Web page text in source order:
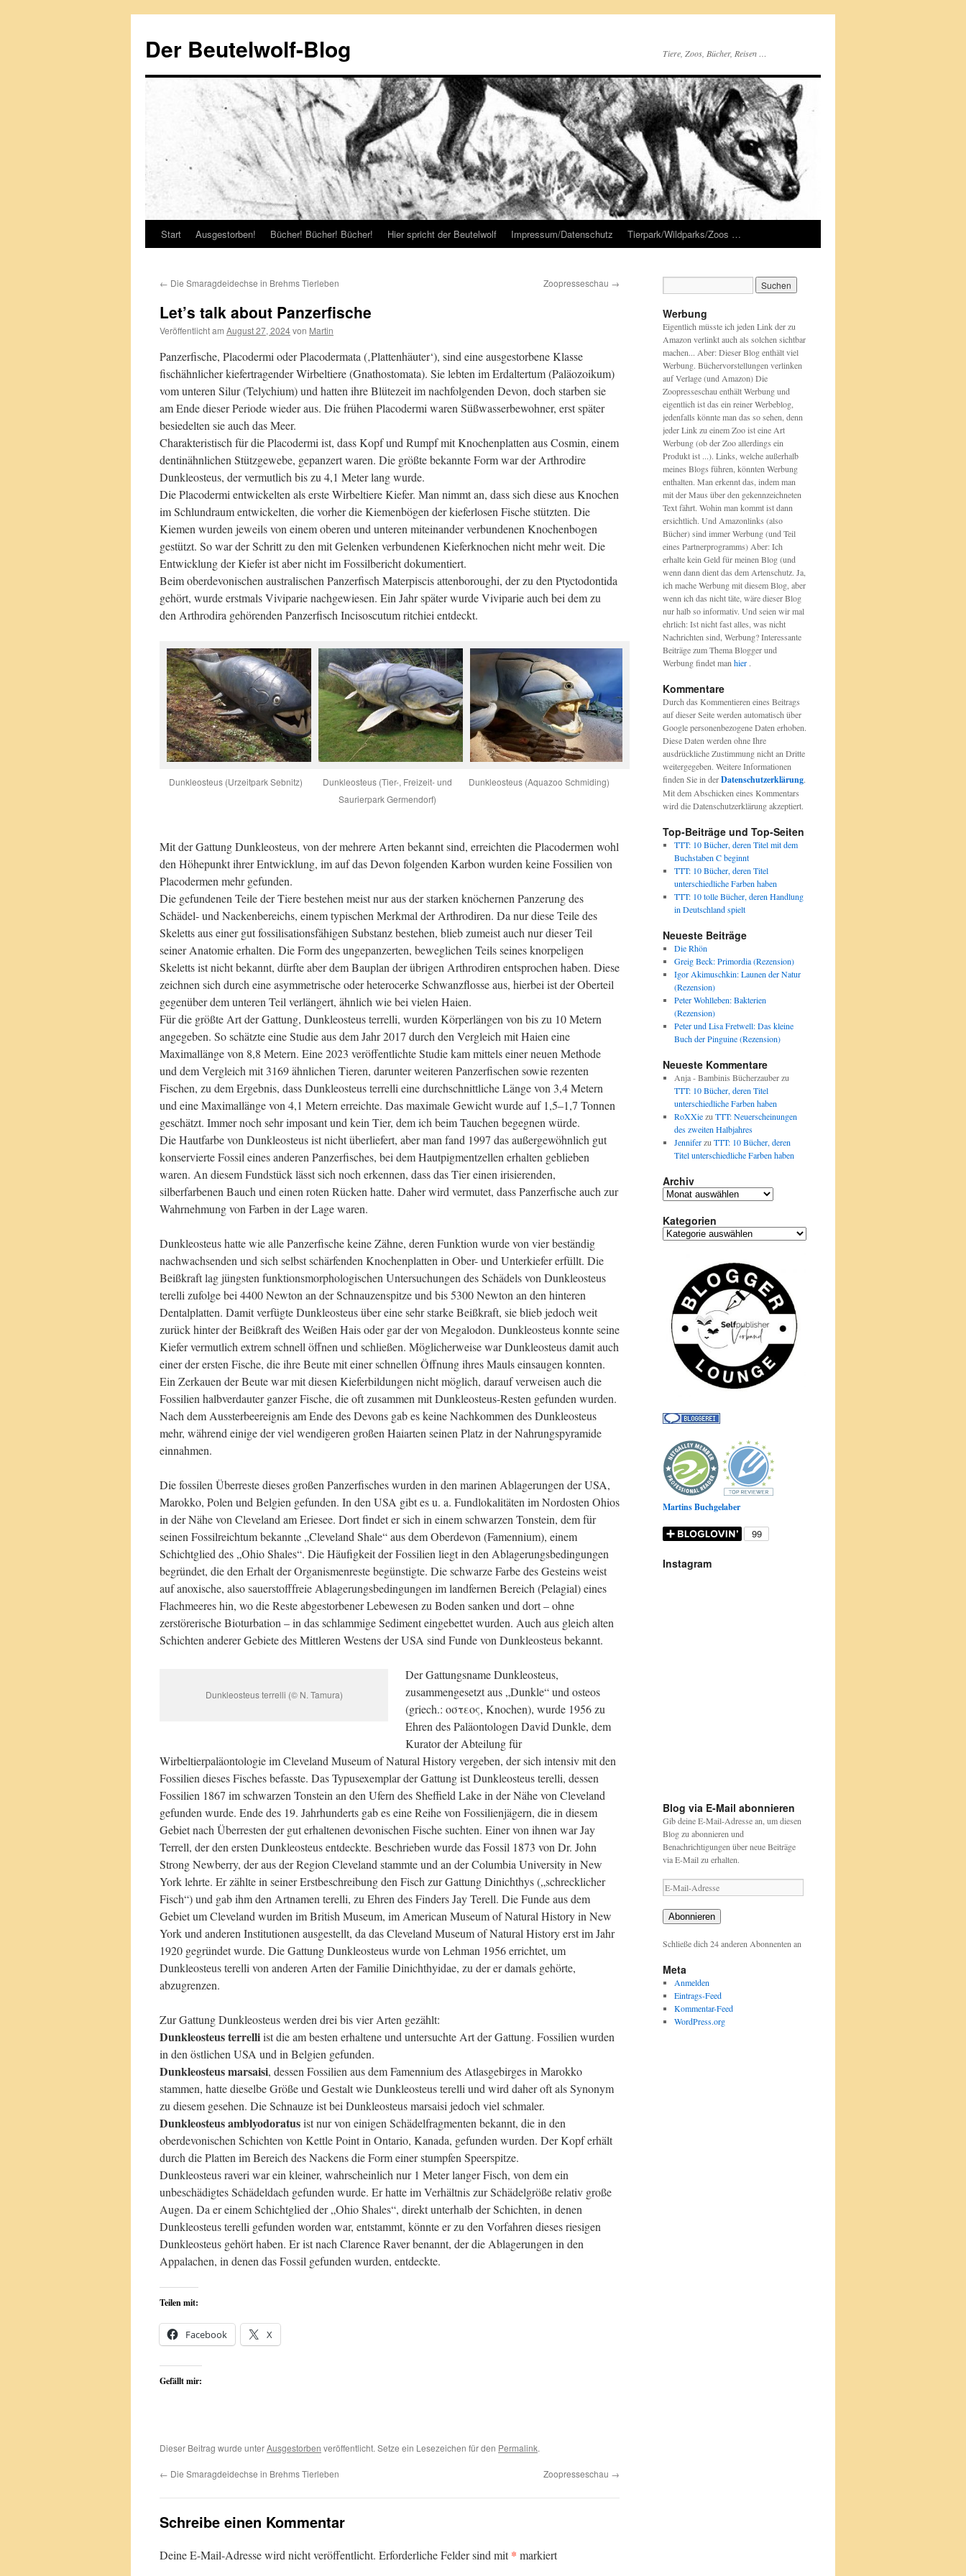
springen
Der Beutelwolf-Blog Tiere, Zoos, Bücher, Reisen …
Start Ausgestorben! Bücher! Bücher! Bücher! Hier spricht der Beutelwolf Impressum/Datenschutz Tierpark/Wildparks/Zoos …
← Die Smaragdeidechse in Brehms Tierleben Zoopresseschau →
Let’s talk about Panzerfische
Veröffentlicht am August 27, 2024von Martin
Panzerfische, Placodermi oder Placodermata (‚Plattenhäuter‘), sind eine ausgestorbene Klasse
fischähnlicher kiefertragender Wirbeltiere (Gnathostomata). Sie lebten im Erdaltertum (Paläozoikum)
vom unteren Silur (Telychium) und hatten ihre Blütezeit im nachfolgenden Devon, doch starben sie
am Ende dieser Periode wieder aus. Die frühen Placodermi waren Süßwasserbewohner, erst später
besiedelten sie auch das Meer.
Charakteristisch für die Placodermi ist, dass Kopf und Rumpf mit Knochenplatten aus Cosmin, einem
dentinähnlichen Stützgewebe, gepanzert waren. Die größte bekannte Form war der Arthrodire
Dunkleosteus, der vermutlich bis zu 4,1 Meter lang wurde.
Die Placodermi entwickelten als erste Wirbeltiere Kiefer. Man nimmt an, dass sich diese aus Knochen
im Schlundraum entwickelten, die vorher die Kiemenbögen der kieferlosen Fische stützten. Die
Kiemen wurden jeweils von einem oberen und unteren miteinander verbundenen Knochenbogen
gestützt. So war der Schritt zu den mit Gelenken verbundenen Kieferknochen nicht mehr weit. Die
Entwicklung der Kiefer ist aber nicht im Fossilbericht dokumentiert.
Beim oberdevonischen australischen Panzerfisch Materpiscis attenboroughi, der zu den Ptyctodontida
gehört, wurde erstmals Viviparie nachgewiesen. Ein Jahr später wurde Viviparie auch bei dem zu
den Arthrodira gehörenden Panzerfisch Incisoscutum ritchiei entdeckt.
Dunkleosteus (Urzeitpark Sebnitz)
Dunkleosteus (Tier-, Freizeit- und
Saurierpark Germendorf)
Dunkleosteus (Aquazoo Schmiding)
Mit der Gattung Dunkleosteus, von der mehrere Arten bekannt sind, erreichten die Placodermen wohl
den Höhepunkt ihrer Entwicklung, im auf das Devon folgenden Karbon wurden keine Fossilien von
Placodermen mehr gefunden.
Die gefundenen Teile der Tiere bestehen meist nur aus der starken knöchernen Panzerung des
Schädel- und Nackenbereichs, einem typischen Merkmal der Arthrodiren. Da nur diese Teile des
Skeletts aus einer gut fossilisationsfähigen Substanz bestehen, blieb zumeist auch nur dieser Teil
seiner Anatomie erhalten. Die Form des ungepanzerten, beweglichen Teils seines knorpeligen
Skeletts ist nicht bekannt, dürfte aber dem Bauplan der übrigen Arthrodiren entsprochen haben. Diese
zeichnen sich durch eine asymmetrische oder heterocerke Schwanzflosse aus, hierbei ist der Oberteil
gegenüber dem unteren Teil verlängert, ähnlich wie bei vielen Haien.
Für die größte Art der Gattung, Dunkleosteus terrelli, wurden Körperlängen von bis zu 10 Metern
angegeben. So schätzte eine Studie aus dem Jahr 2017 durch den Vergleich mit Haien eine
Maximallänge von 8,8 Metern. Eine 2023 veröffentlichte Studie kam mittels einer neuen Methode
und dem Vergleich mit 3169 ähnlichen Tieren, darunter weiteren Panzerfischen sowie rezenten
Fischen, zu dem Ergebnis, dass Dunkleosteus terrelli eine durchschnittliche Länge von 3,4 Metern
und eine Maximallänge von 4,1 Metern erreichte. Das maximale Gewicht wurde auf 1,5–1,7 Tonnen
geschätzt. Immer noch sehr imposant und kein Tier, dem ich beim Tauchen begegnen würde.
Die Hautfarbe von Dunkleosteus ist nicht überliefert, aber man fand 1997 das außergewöhnlich gut
konservierte Fossil eines anderen Panzerfisches, bei dem Hautpigmentzellen erhalten geblieben
waren. An diesem Fundstück lässt sich noch erkennen, dass das Tier einen irisierenden,
silberfarbenen Bauch und einen roten Rücken hatte. Daher wird vermutet, dass Panzerfische auch zur
Wahrnehmung von Farben in der Lage waren.
Dunkleosteus hatte wie alle Panzerfische keine Zähne, deren Funktion wurde von vier beständig
nachwachsenden und sich selbst schärfenden Knochenplatten in Ober- und Unterkiefer erfüllt. Die
Beißkraft lag jüngsten funktionsmorphologischen Untersuchungen des Schädels von Dunkleosteus
terelli zufolge bei 4400 Newton an der Schnauzenspitze und bis 5300 Newton an den hinteren
Dentalplatten. Damit verfügte Dunkleosteus über eine sehr starke Beißkraft, sie blieb jedoch weit
zurück hinter der Beißkraft des Weißen Hais oder gar der von Megalodon. Dunkleosteus konnte seine
Kiefer vermutlich extrem schnell öffnen und schließen. Möglicherweise war Dunkleosteus damit auch
einer der ersten Fische, die ihre Beute mit einer schnellen Öffnung ihres Mauls einsaugen konnten.
Ein Zerkauen der Beute war mit diesen Kieferbildungen nicht möglich, darauf verweisen auch die
Fossilien halbverdauter ganzer Fische, die oft zusammen mit Dunkleosteus-Resten gefunden wurden.
Nach dem Aussterbeereignis am Ende des Devons gab es keine Nachkommen des Dunkleosteus
mehr, während einige der viel wendigeren großen Haiarten seinen Platz in der Nahrungspyramide
einnahmen.
Die fossilen Überreste dieses großen Panzerfisches wurden in den marinen Ablagerungen der USA,
Marokko, Polen und Belgien gefunden. In den USA gibt es u. a. Fundlokalitäten im Nordosten Ohios
in der Nähe von Cleveland am Eriesee. Dort findet er sich in einem schwarzen Tonstein, dem für
seinen Fossilreichtum bekannte „Cleveland Shale“ aus dem Oberdevon (Famennium), einem
Schichtglied des „Ohio Shales“. Die Häufigkeit der Fossilien liegt in den Ablagerungsbedingungen
begründet, die den Erhalt der Organismenreste begünstigte. Die schwarze Farbe des Gesteins weist
auf anoxische, also sauerstofffreie Ablagerungsbedingungen im landfernen Bereich (Pelagial) eines
Flachmeeres hin, wo die Reste abgestorbener Lebewesen zu Boden sanken und dort – ohne
zerstörerische Bioturbation – in das schlammige Sediment eingebettet wurden. Auch aus gleich alten
Schichten anderer Gebiete des Mittleren Westens der USA sind Funde von Dunkleosteus bekannt.
Dunkleosteus terrelli (© N. Tamura)
Der Gattungsname Dunkleosteus,
zusammengesetzt aus „Dunkle“ und osteos
(griech.: οστεος, Knochen), wurde 1956 zu
Ehren des Paläontologen David Dunkle, dem
Kurator der Abteilung für
Wirbeltierpaläontologie im Cleveland Museum of Natural History vergeben, der sich intensiv mit den
Fossilien dieses Fisches befasste. Das Typusexemplar der Gattung ist Dunkleosteus terelli, dessen
Fossilien 1867 im schwarzen Tonstein an den Ufern des Sheffield Lake in der Nähe von Cleveland
gefunden wurde. Ende des 19. Jahrhunderts gab es eine Reihe von Fossilienjägern, die in diesem
Gebiet nach Überresten der gut erhaltenen devonischen Fische suchten. Einer von ihnen war Jay
Terrell, der den ersten Dunkleosteus entdeckte. Beschrieben wurde das Fossil 1873 von Dr. John
Strong Newberry, der aus der Region Cleveland stammte und an der Columbia University in New
York lehrte. Er zählte in seiner Erstbeschreibung den Fisch zur Gattung Dinichthys („schrecklicher
Fisch“) und gab ihm den Artnamen terelli, zu Ehren des Finders Jay Terell. Die Funde aus dem
Gebiet um Cleveland wurden im British Museum, im American Museum of Natural History in New
York und anderen Institutionen ausgestellt, da das Cleveland Museum of Natural History erst im Jahr
1920 gegründet wurde. Die Gattung Dunkleosteus wurde von Lehman 1956 errichtet, um
Dunkleosteus terelli von anderen Arten der Familie Dinichthyidae, zu der er damals gehörte,
abzugrenzen.
Zur Gattung Dunkleosteus werden drei bis vier Arten gezählt:
Dunkleosteus terrelliist die am besten erhaltene und untersuchte Art der Gattung. Fossilien wurden
in den östlichen USA und in Belgien gefunden.
Dunkleosteus marsaisi, dessen Fossilien aus dem Famennium des Atlasgebirges in Marokko
stammen, hatte dieselbe Größe und Gestalt wie Dunkleosteus terelli und wird daher oft als Synonym
zu diesem gesehen. Die Schnauze ist bei Dunkleosteus marsaisi jedoch viel schmaler.
Dunkleosteus amblyodoratusist nur von einigen Schädelfragmenten bekannt, die in den
oberdevonischen Schichten von Kettle Point in Ontario, Kanada, gefunden wurden. Der Kopf erhält
durch die Platten im Bereich des Nackens die Form einer stumpfen Speerspitze.
Dunkleosteus raveri war ein kleiner, wahrscheinlich nur 1 Meter langer Fisch, von dem ein
unbeschädigtes Schädeldach gefunden wurde. Er hatte im Verhältnis zur Schädelgröße relativ große
Augen. Da er einem Schichtglied der „Ohio Shales“, direkt unterhalb der Schichten, in denen
Dunkleosteus terelli gefunden worden war, entstammt, könnte er zu den Vorfahren dieses riesigen
Dunkleosteus gehört haben. Er ist nach Clarence Raver benannt, der die Ablagerungen in den
Appalachen, in denen das Fossil gefunden wurden, entdeckte.
Teilen mit:
Facebook X
Gefällt mir:
Dieser Beitrag wurde unterAusgestorben veröffentlicht. Setze ein Lesezeichen für den Permalink.
← Die Smaragdeidechse in Brehms Tierleben Zoopresseschau →
Schreibe einen Kommentar
Deine E-Mail-Adresse wird nicht veröffentlicht. Erforderliche Felder sind mit* markiert
Werbung
Eigentlich müsste ich jeden Link der zu
Amazon verlinkt auch als solchen sichtbar
machen... Aber: Dieser Blog enthält viel
Werbung. Büchervorstellungen verlinken
auf Verlage (und Amazon) Die
Zoopresseschau enthält Werbung und
eigentlich ist das ein reiner Werbeblog,
jedenfalls könnte man das so sehen, denn
jeder Link zu einem Zoo ist eine Art
Werbung (ob der Zoo allerdings ein
Produkt ist ...). Links, welche außerhalb
meines Blogs führen, könnten Werbung
enthalten. Man erkennt das, indem man
mit der Maus über den gekennzeichneten
Text fährt. Wohin man kommt ist dann
ersichtlich. Und Amazonlinks (also
Bücher) sind immer Werbung (und Teil
eines Partnerprogramms) Aber: Ich
erhalte kein Geld für meinen Blog (und
wenn dann dient das dem Artenschutz. Ja,
ich mache Werbung mit diesem Blog, aber
wenn ich das nicht täte, wäre dieser Blog
nur halb so informativ. Und seien wir mal
ehrlich: Ist nicht fast alles, was nicht
Nachrichten sind, Werbung? Interessante
Beiträge zum Thema Blogger und
Werbung findet man hier .
Kommentare
Durch das Kommentieren eines Beitrags
auf dieser Seite werden automatisch über
Google personenbezogene Daten erhoben.
Diese Daten werden ohne Ihre
ausdrückliche Zustimmung nicht an Dritte
weitergegeben. Weitere Informationen
finden Sie in derDatenschutzerklärung.
Mit dem Abschicken eines Kommentars
wird die Datenschutzerklärung akzeptiert.
Top-Beiträge und Top-Seiten
TTT: 10 Bücher, deren Titel mit dem
Buchstaben C beginnt
TTT: 10 Bücher, deren Titel
unterschiedliche Farben haben
TTT: 10 tolle Bücher, deren Handlung
in Deutschland spielt
Neueste Beiträge
Die Rhön
Greig Beck: Primordia (Rezension)
Igor Akimuschkin: Launen der Natur
(Rezension)
Peter Wohlleben: Bakterien
(Rezension)
Peter und Lisa Fretwell: Das kleine
Buch der Pinguine (Rezension)
Neueste Kommentare
Anja - Bambinis Bücherzauberzu
TTT: 10 Bücher, deren Titel
unterschiedliche Farben haben
RoXXiezu TTT: Neuerscheinungen
des zweiten Halbjahres
Jenniferzu TTT: 10 Bücher, deren
Titel unterschiedliche Farben haben
Archiv
Archiv
Kategorien
Kategorien
Martins Buchgelaber
Instagram
gartenvoegel/index.html gartenvoegel/
Blog via E-Mail abonnieren
Gib deine E-Mail-Adresse an, um diesen
Blog zu abonnieren und
Benachrichtigungen über neue Beiträge
via E-Mail zu erhalten.
E-
Mail-
Adresse
Abonnieren
Schließe dich 24 anderen Abonnenten an
Meta
Anmelden
Eintrags-Feed
Kommentar-Feed
WordPress.org